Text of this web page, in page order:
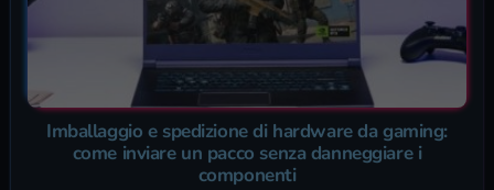
Imballaggio e spedizione di hardware da gaming:
come inviare un pacco senza danneggiare i
componenti